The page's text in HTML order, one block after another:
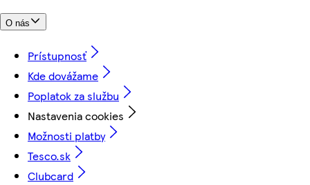
O nás
Prístupnosť
Kde dovážame
Poplatok za službu
Nastavenia cookies
Možnosti platby
Tesco.sk
Clubcard